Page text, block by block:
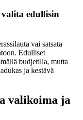
edullisin
vai satsata
Edulliset
budjetilla, mutta
ja kestävä
valikoima ja